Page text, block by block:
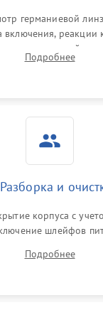
германиевой
реакции
вывода тепловой
функций и
Подробнее
и
корпуса с
шлейфов
плат от окислов и
объектива
Подробнее